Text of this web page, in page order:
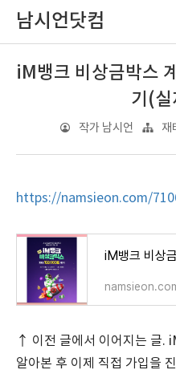
남시언닷컴
iM뱅크 비상금박스
기(실
작가 남시언 재
https://namsieon.com/
↑ 이전 글에서 이어지는 글.
알아본 후 이제 직접 가입을